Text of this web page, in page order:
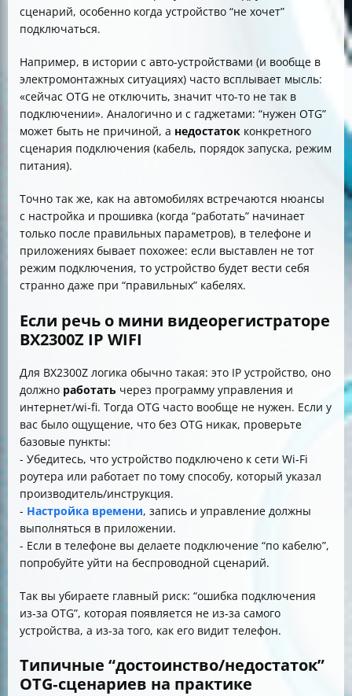
сценарий, особенно когда устройство “не хочет”
подключаться.
Например, в истории с авто‑устройствами (и вообще в
электромонтажных ситуациях) часто всплывает мысль:
«сейчас OTG не отключить, значит что-то не так в
подключении». Аналогично и с гаджетами: “нужен OTG”
может быть не причиной, а недостаток конкретного
сценария подключения (кабель, порядок запуска, режим
питания).
Точно так же, как на автомобилях встречаются нюансы
с настройка и прошивка (когда “работать” начинает
только после правильных параметров), в телефоне и
приложениях бывает похожее: если выставлен не тот
режим подключения, то устройство будет вести себя
странно даже при “правильных” кабелях.
Если речь о мини видеорегистраторе
BX2300Z IP WIFI
Для BX2300Z логика обычно такая: это IP устройство, оно
должно работать через программу управления и
интернет/wi‑fi. Тогда OTG часто вообще не нужен. Если у
вас было ощущение, что без OTG никак, проверьте
базовые пункты:
- Убедитесь, что устройство подключено к сети Wi‑Fi
роутера или работает по тому способу, который указал
производитель/инструкция.
- Настройка времени, запись и управление должны
выполняться в приложении.
- Если в телефоне вы делаете подключение “по кабелю”,
попробуйте уйти на беспроводной сценарий.
Так вы убираете главный риск: “ошибка подключения
из‑за OTG”, которая появляется не из‑за самого
устройства, а из‑за того, как его видит телефон.
Типичные “достоинство/недостаток”
OTG‑сценариев на практике